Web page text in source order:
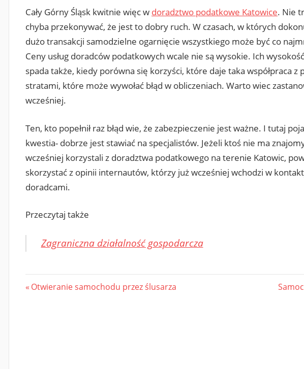
Cały Górny Śląsk kwitnie więc w doradztwo podatkowe Katowice. Nie
chyba przekonywać, że jest to dobry ruch. W czasach, w których
dużo transakcji samodzielne ogarnięcie wszystkiego może być co
Ceny usług doradców podatkowych wcale nie są wysokie. Ich
spada także, kiedy porówna się korzyści, które daje taka współpraca z
stratami, które może wywołać błąd w obliczeniach. Warto wiec
wcześniej.
Ten, kto popełnił raz błąd wie, że zabezpieczenie jest ważne. I tutaj
kwestia- dobrze jest stawiać na specjalistów. Jeżeli ktoś nie ma
wcześniej korzystali z doradztwa podatkowego na terenie Katowic,
skorzystać z opinii internautów, którzy już wcześniej wchodzi w
doradcami.
Przeczytaj także
Zagraniczna działalność gospodarcza
Nawigacja
Previous
Otwieranie samochodu przez ślusarza
Next